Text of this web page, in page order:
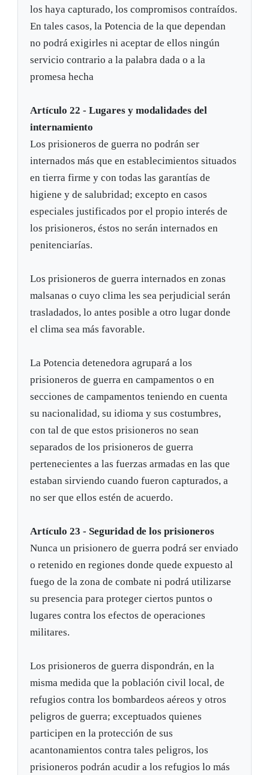
los haya capturado, los compromisos contraídos.
En tales casos, la Potencia de la que dependan
no podrá exigirles ni aceptar de ellos ningún
servicio contrario a la palabra dada o a la
promesa hecha
Artículo 22 - Lugares y modalidades del
internamiento
Los prisioneros de guerra no podrán ser
internados más que en establecimientos situados
en tierra firme y con todas las garantías de
higiene y de salubridad; excepto en casos
especiales justificados por el propio interés de
los prisioneros, éstos no serán internados en
penitenciarías.
Los prisioneros de guerra internados en zonas
malsanas o cuyo clima les sea perjudicial serán
trasladados, lo antes posible a otro lugar donde
el clima sea más favorable.
La Potencia detenedora agrupará a los
prisioneros de guerra en campamentos o en
secciones de campamentos teniendo en cuenta
su nacionalidad, su idioma y sus costumbres,
con tal de que estos prisioneros no sean
separados de los prisioneros de guerra
pertenecientes a las fuerzas armadas en las que
estaban sirviendo cuando fueron capturados, a
no ser que ellos estén de acuerdo.
Artículo 23 - Seguridad de los prisioneros
Nunca un prisionero de guerra podrá ser enviado
o retenido en regiones donde quede expuesto al
fuego de la zona de combate ni podrá utilizarse
su presencia para proteger ciertos puntos o
lugares contra los efectos de operaciones
militares.
Los prisioneros de guerra dispondrán, en la
misma medida que la población civil local, de
refugios contra los bombardeos aéreos y otros
peligros de guerra; exceptuados quienes
participen en la protección de sus
acantonamientos contra tales peligros, los
prisioneros podrán acudir a los refugios lo más